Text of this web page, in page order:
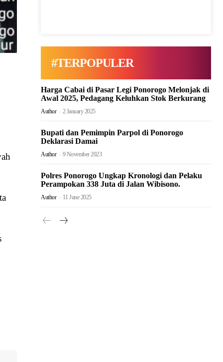
#TERPOPULER
Harga Cabai di Pasar Legi Ponorogo Melonjak di
Awal 2025, Pedagang Keluhkan Stok Berkurang
Author - 2 January 2025
Bupati dan Pemimpin Parpol di Ponorogo
Deklarasi Damai
Author - 9 November 2023
Polres Ponorogo Ungkap Kronologi dan Pelaku
Perampokan 338 Juta di Jalan Wibisono.
Author - 11 June 2025